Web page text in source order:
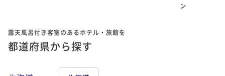
ン
露天風呂付き客室のあるホテル・旅館を
都道府県から探す